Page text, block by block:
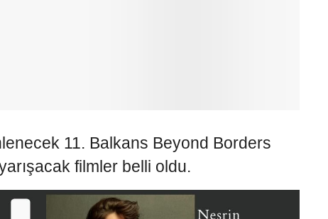
11. Balkans Beyond Borders
filmler belli oldu.